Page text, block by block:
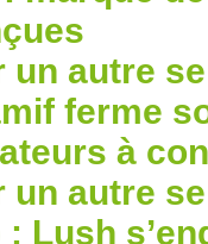
un autre
ferme
à
un autre
Lush